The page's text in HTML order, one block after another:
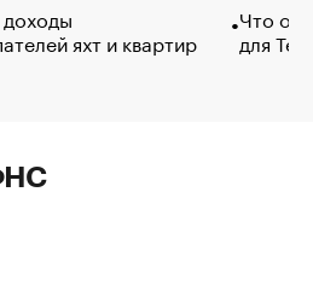
яхт и квартир
Что
для